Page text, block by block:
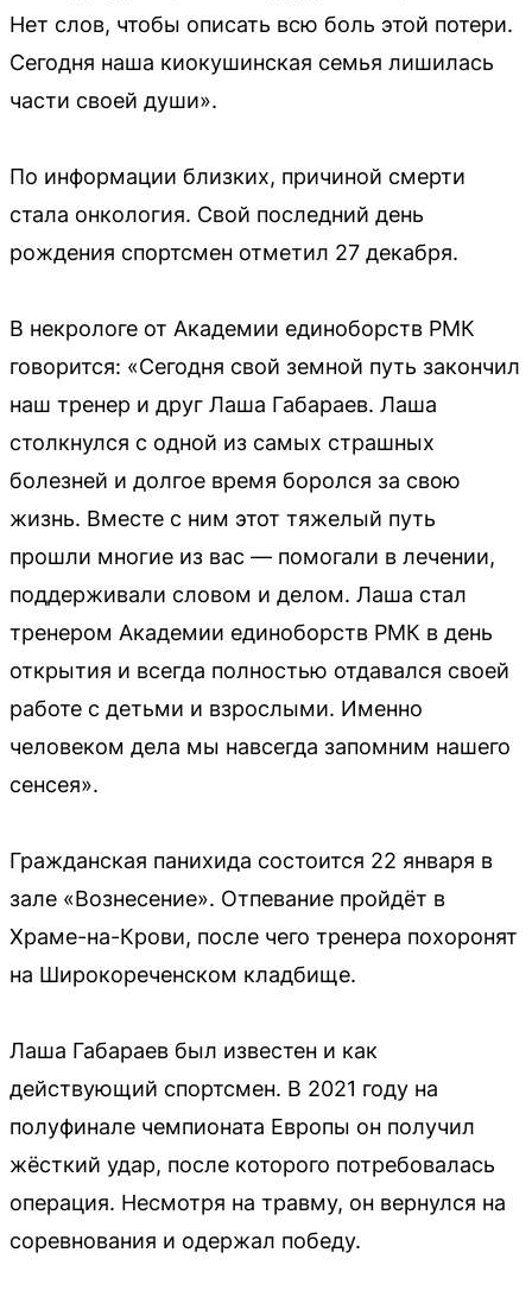
Нет слов, чтобы описать всю боль этой потери.
Сегодня наша киокушинская семья лишилась
части своей души».
По информации близких, причиной смерти
стала онкология. Свой последний день
рождения спортсмен отметил 27 декабря.
В некрологе от Академии единоборств РМК
говорится: «Сегодня свой земной путь закончил
наш тренер и друг Лаша Габараев. Лаша
столкнулся с одной из самых страшных
болезней и долгое время боролся за свою
жизнь. Вместе с ним этот тяжелый путь
прошли многие из вас — помогали в лечении,
поддерживали словом и делом. Лаша стал
тренером Академии единоборств РМК в день
открытия и всегда полностью отдавался своей
работе с детьми и взрослыми. Именно
человеком дела мы навсегда запомним нашего
сенсея».
Гражданская панихида состоится 22 января в
зале «Вознесение». Отпевание пройдёт в
Храме-на-Крови, после чего тренера похоронят
на Широкореченском кладбище.
Лаша Габараев был известен и как
действующий спортсмен. В 2021 году на
полуфинале чемпионата Европы он получил
жёсткий удар, после которого потребовалась
операция. Несмотря на травму, он вернулся на
соревнования и одержал победу.